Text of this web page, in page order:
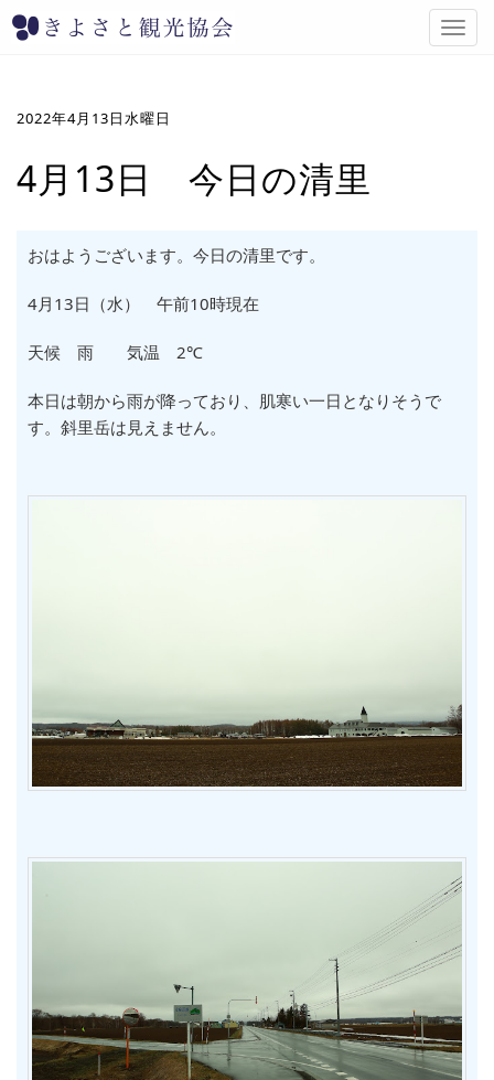
T
o
2022年4月13日水曜日
4月13日 今日の清里
おはようございます。今日の清里です。
4月13日（水） 午前10時現在
天候 雨 気温 2℃
本日は朝から雨が降っており、肌寒い一日となりそうで
す。斜里岳は見えません。